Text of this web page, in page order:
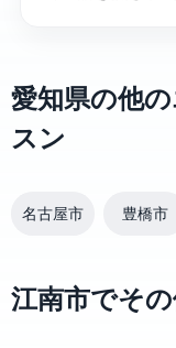
愛知県の他
スン
名古屋市 豊橋市
江南市でそ